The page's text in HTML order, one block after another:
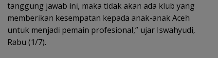
tanggung jawab ini, maka tidak akan ada klub yang
memberikan kesempatan kepada anak-anak Aceh
untuk menjadi pemain profesional,” ujar Iswahyudi,
Rabu (1/7).